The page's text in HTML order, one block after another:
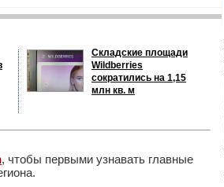
Складские площади
Wildberries
сократились на 1,15
млн кв. м
, чтобы первыми узнавать главные